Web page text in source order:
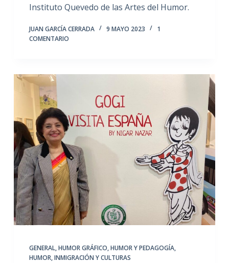
Instituto Quevedo de las Artes del Humor.
JUAN GARCÍA CERRADA 9 MAYO 2023
1
COMENTARIO
GENERAL,HUMOR GRÁFICO,HUMOR Y PEDAGOGÍA,
HUMOR, INMIGRACIÓN Y CULTURAS